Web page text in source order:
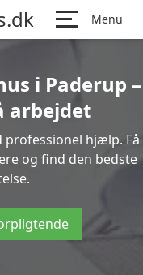
Menu
i Paderup –
arbejdet
professionel hjælp. Få
og find den bedste